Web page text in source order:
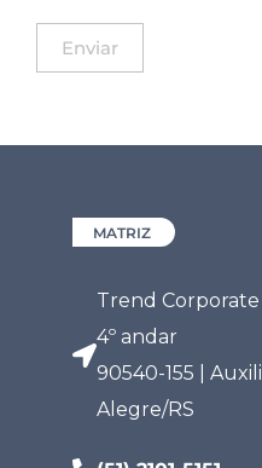
MATRIZ
Trend Corporate
4º andar
90540-155 |
Alegre/RS